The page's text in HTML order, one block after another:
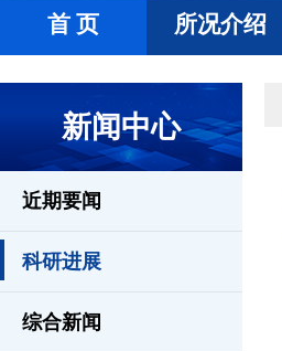
首 页 所况介绍
新闻中心
近期要闻
科研进展
综合新闻